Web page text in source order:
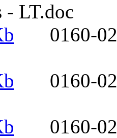
- LT.doc
0160-
0160-
0160-